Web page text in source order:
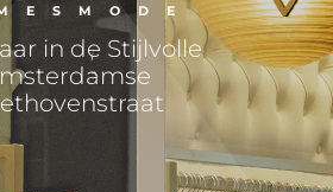
in de Stijlvolle